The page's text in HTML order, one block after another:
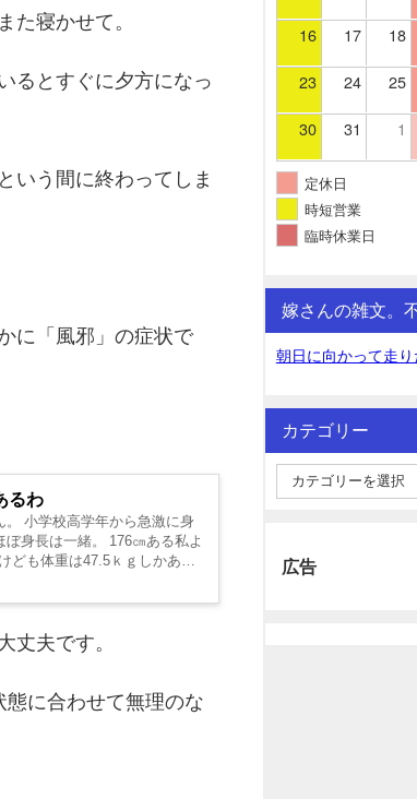
た寝かせて。
るとすぐに夕方になっ
いう間に終わってしま
に「風邪」の症状で
るわ
。 小学校高学年から急激に身
身長は一緒。 176㎝ある私よ
ども体重は47.5ｋｇしかあ
丈夫です。
に合わせて無理のな
16 17 18
23 24 25
30 31 1
定休日
時短営業
臨時休業日
嫁さんの雑文。
朝日に向かって走り
カテゴリー
広告